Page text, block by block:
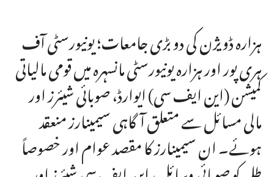
ہزارہ ڈویژن کی دو بڑی جامعات؛ یونیورسٹی آف
ہری پور اور ہزارہ یونیورسٹی مانسہرہ میں قومی مالیاتی
کمیشن (این ایف سی) ایوارڈ، صوبائی شیئرز اور
مالی مسائل سے متعلق آگاہی سیمینارز منعقد
ہوئے۔ ان سیمینارز کا مقصد عوام اور خصوصاً